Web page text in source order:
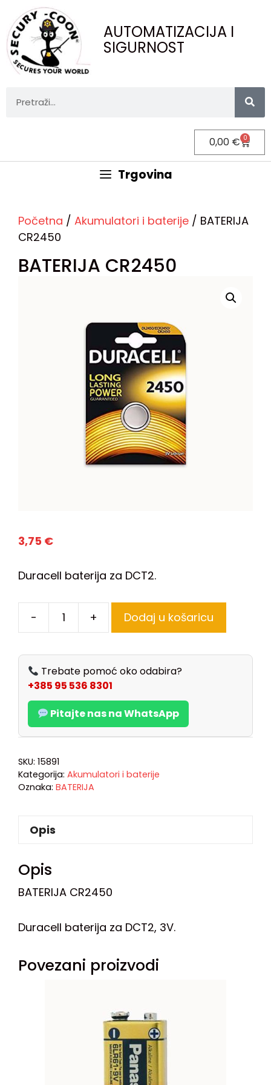
AUTOMATIZACIJA I
SIGURNOST
0,00 € 0
Trgovina
Početna / Akumulatori i baterije / BATERIJA
CR2450
BATERIJA CR2450
3,75 €
Duracell baterija za DCT2.
- + Dodaj u košaricu
Trebate pomoć oko odabira?
+385 95 536 8301
Pitajte nas na WhatsApp
SKU: 15891
Kategorija: Akumulatori i baterije
Oznaka: BATERIJA
Opis
Opis
BATERIJA CR2450
Duracell baterija za DCT2, 3V.
Povezani proizvodi